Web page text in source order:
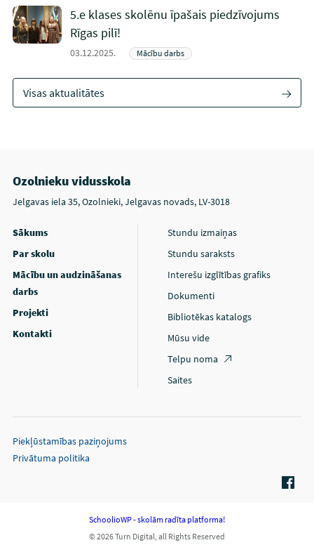
5.e klases skolēnu īpašais piedzīvojums
Rīgas pilī!
03.12.2025. Mācību darbs
Visas aktualitātes
Ozolnieku vidusskola
Jelgavas iela 35, Ozolnieki, Jelgavas novads, LV-3018
Sākums
Par skolu
Mācību un audzināšanas
darbs
Projekti
Kontakti
Stundu izmaiņas
Stundu saraksts
Interešu izglītības grafiks
Dokumenti
Bibliotēkas katalogs
Mūsu vide
Telpu noma
Saites
Piekļūstamības paziņojums
Privātuma politika
SchoolioWP - skolām radīta platforma!
© 2026 Turn Digital, all Rights Reserved